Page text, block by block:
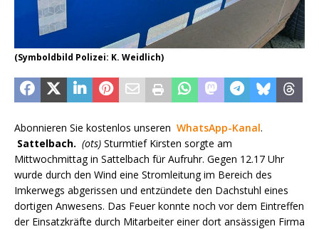
(Symboldbild Polizei: K. Weidlich)
Abonnieren Sie kostenlos unseren WhatsApp-Kanal.
Sattelbach. (ots) Sturmtief Kirsten sorgte am
Mittwochmittag in Sattelbach für Aufruhr. Gegen 12.17 Uhr
wurde durch den Wind eine Stromleitung im Bereich des
Imkerwegs abgerissen und entzündete den Dachstuhl eines
dortigen Anwesens. Das Feuer konnte noch vor dem Eintreffen
der Einsatzkräfte durch Mitarbeiter einer dort ansässigen Firma